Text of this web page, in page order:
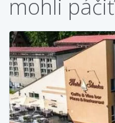
mohli páčiť